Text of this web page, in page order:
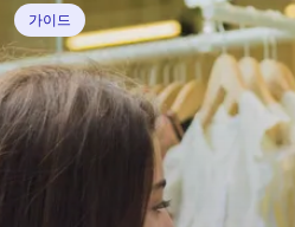
가이드